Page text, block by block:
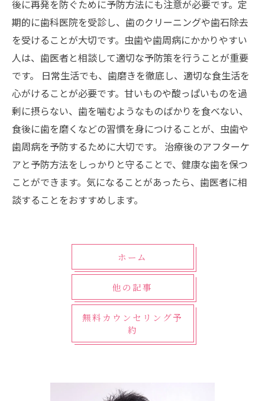
後に再発を防ぐために予防方法にも注意が必要です。定
期的に歯科医院を受診し、歯のクリーニングや歯石除去
を受けることが大切です。虫歯や歯周病にかかりやすい
人は、歯医者と相談して適切な予防策を行うことが重要
です。 日常生活でも、歯磨きを徹底し、適切な食生活を
心がけることが必要です。甘いものや酸っぱいものを過
剰に摂らない、歯を噛むようなものばかりを食べない、
食後に歯を磨くなどの習慣を身につけることが、虫歯や
歯周病を予防するために大切です。 治療後のアフターケ
アと予防方法をしっかりと守ることで、健康な歯を保つ
ことができます。気になることがあったら、歯医者に相
談することをおすすめします。
ホーム
他の記事
無料カウンセリング予
約